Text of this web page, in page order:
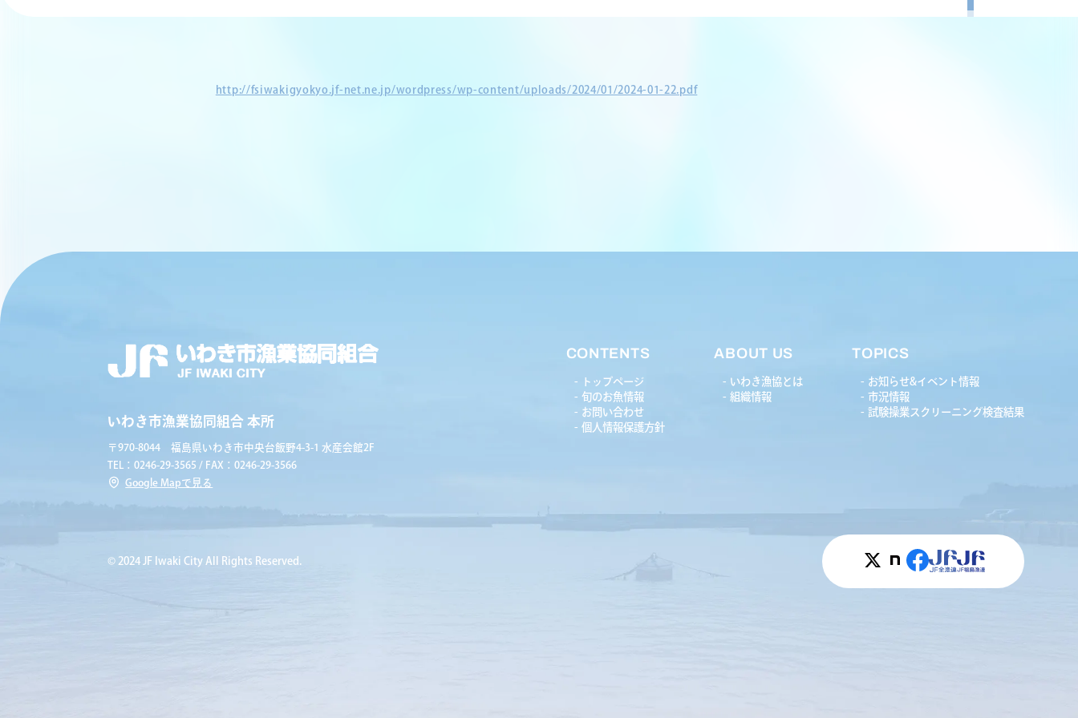
http://fsiwakigyokyo.jf-net.ne.jp/wordpress/wp-content/uploads/2024/01/2024-01-22.pdf
いわき市漁業協同組合 本所
〒970-8044 福島県いわき市中央台飯野4-3-1 水産会館2F
TEL：0246-29-3565 / FAX：0246-29-3566
Google Mapで見る
CONTENTS
トップページ
旬のお魚情報
お問い合わせ
個人情報保護方針
ABOUT US
いわき漁協とは
組織情報
TOPICS
お知らせ&イベント情報
市況情報
試験操業スクリーニング検査結果
© 2024 JF Iwaki City All Rights Reserved.